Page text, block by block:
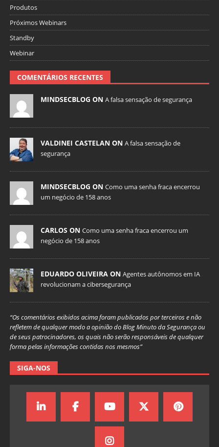
Produtos
Próximos Webinars
Standby
Webinar
COMENTÁRIOS RECENTES
MINDSECBLOG ON A falsa sensação de segurança
VALDINEI CASTELAN ON A falsa sensação de
segurança
MINDSECBLOG ON Como uma senha fraca encerrou
um negócio de 158 anos
CARLOS ON Como uma senha fraca encerrou um
negócio de 158 anos
EDUARDO OLIVEIRA ON Agentes autônomos em IA
revolucionam a cibersegurança
“Os comentários exibidos acima foram publicados por terceiros e não
refletem de qualquer modo a opinião do Blog Minuto da Segurança ou
de seus patrocinadores, os quais não serão responsáveis de qualquer
forma pelas informações contidas nos mesmos”
SIGA-NOS